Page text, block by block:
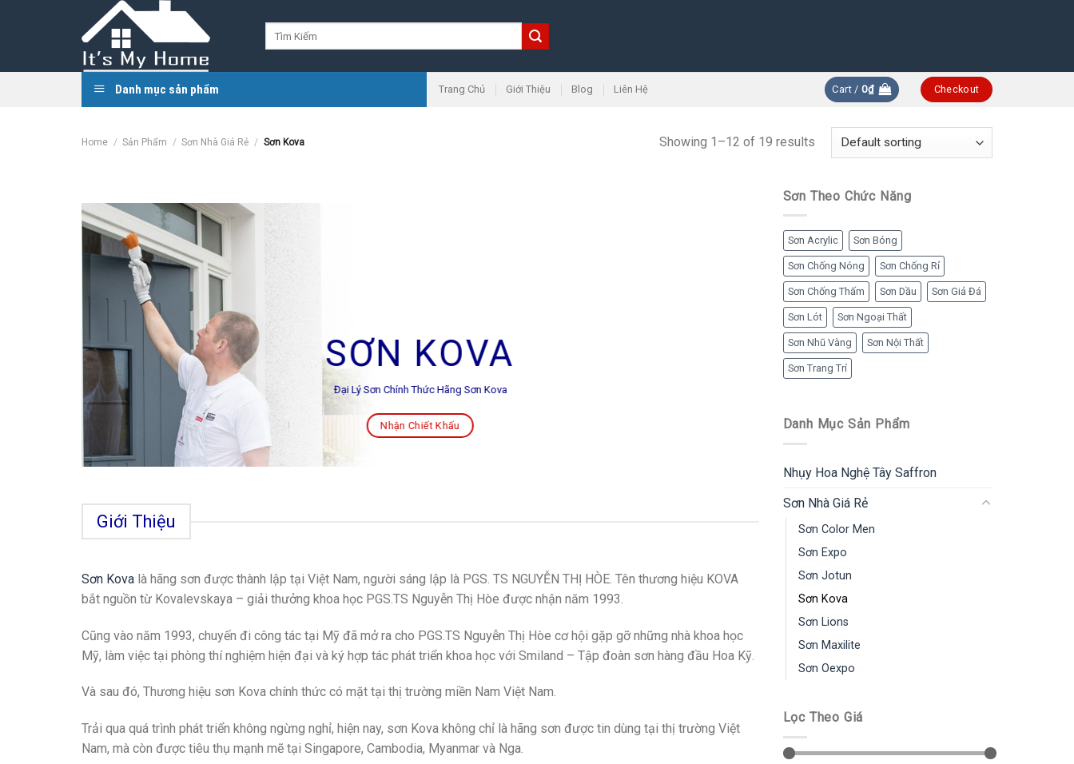
Danh mục sản phẩm Trang Chủ Giới Thiệu Blog Liên Hệ Cart /0₫ Checkout
Home / Sản Phẩm / Sơn Nhà Giá Rẻ / Sơn Kova Showing 1–12 of 19 results
SƠN KOVA
Đại Lý Sơn Chính Thức Hãng Sơn Kova
Nhận Chiết Khấu
Giới Thiệu
Sơn Kova là hãng sơn được thành lập tại Việt Nam, người sáng lập là PGS. TS NGUYỄN THỊ HÒE. Tên thương hiệu KOVA
bắt nguồn từ Kovalevskaya – giải thưởng khoa học PGS.TS Nguyễn Thị Hòe được nhận năm 1993.
Cũng vào năm 1993, chuyến đi công tác tại Mỹ đã mở ra cho PGS.TS Nguyễn Thị Hòe cơ hội gặp gỡ những nhà khoa học
Mỹ, làm việc tại phòng thí nghiệm hiện đại và ký hợp tác phát triển khoa học với Smiland – Tập đoàn sơn hàng đầu Hoa Kỹ.
Và sau đó, Thương hiệu sơn Kova chính thức có mặt tại thị trường miền Nam Việt Nam.
Trải qua quá trình phát triển không ngừng nghỉ, hiện nay, sơn Kova không chỉ là hãng sơn được tin dùng tại thị trường Việt
Nam, mà còn được tiêu thụ mạnh mẽ tại Singapore, Cambodia, Myanmar và Nga.
Sơn Theo Chức Năng
Sơn Acrylic Sơn Bóng
Sơn Chống Nóng Sơn Chống Rỉ
Sơn Chống Thấm Sơn Dầu Sơn Giả Đá
Sơn Lót Sơn Ngoại Thất
Sơn Nhũ Vàng Sơn Nội Thất
Sơn Trang Trí
Danh Mục Sản Phẩm
Nhụy Hoa Nghệ Tây Saffron
Sơn Nhà Giá Rẻ
Sơn Color Men
Sơn Expo
Sơn Jotun
Sơn Kova
Sơn Lions
Sơn Maxilite
Sơn Oexpo
Lọc Theo Giá